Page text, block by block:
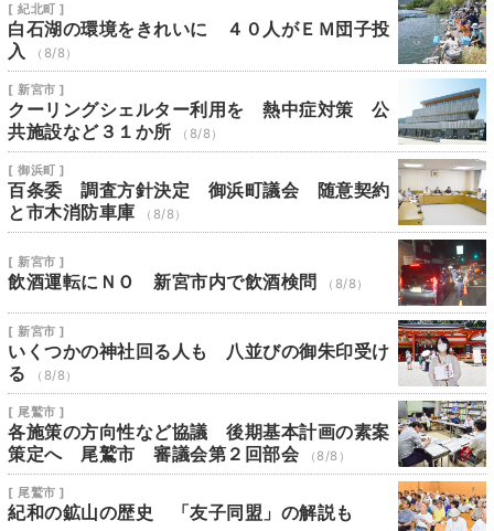
[ 紀北町 ]
白石湖の環境をきれいに ４０人がＥＭ団子投
入
（8/8）
[ 新宮市 ]
クーリングシェルター利用を 熱中症対策 公
共施設など３１か所
（8/8）
[ 御浜町 ]
百条委 調査方針決定 御浜町議会 随意契約
と市木消防車庫
（8/8）
[ 新宮市 ]
飲酒運転にＮＯ 新宮市内で飲酒検問 （8/8）
[ 新宮市 ]
いくつかの神社回る人も 八並びの御朱印受け
る
（8/8）
[ 尾鷲市 ]
各施策の方向性など協議 後期基本計画の素案
策定へ 尾鷲市 審議会第２回部会
（8/8）
[ 尾鷲市 ]
紀和の鉱山の歴史 「友子同盟」の解説も